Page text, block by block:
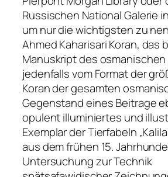
Russischen National Galerie
um nur die wichtigsten zu
Ahmed Kaharisari Koran,
Manuskript des osmanischen
jedenfalls vom Format der
Koran der gesamten
Gegenstand eines Beitrage
opulent illuminiertes und
Exemplar der Tierfabeln
aus dem frühen 15.
Untersuchung zur Technik